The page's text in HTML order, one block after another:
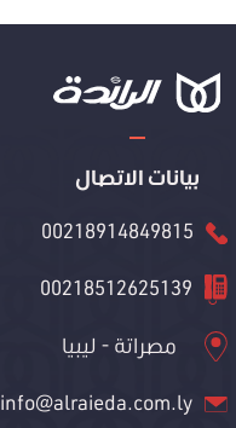
بيانات الاتصال
00218914849815
00218512625139
مصراتة - ليبيا
info@alraieda.com.ly